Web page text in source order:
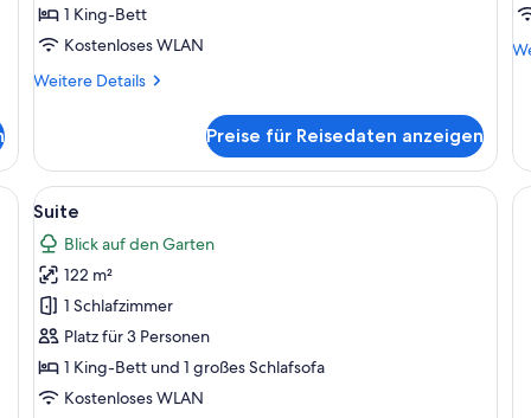
1 King-Bett
Kostenloses WLAN
Weitere Details
Weitere
Preise für Reisedaten anzeigen
einer Bar und einer Struktur mit Reetdach.
Alle
Fotos
für
Suite
anzeigen
Suite | Kostenlose Minibar,
8
Suite
Blick auf den Garten
122 m²
1 Schlafzimmer
Platz für 3 Personen
1 King-Bett und 1 großes Schlafsofa
Kostenloses WLAN